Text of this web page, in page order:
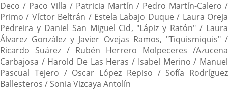
Deco / Paco Villa / Patricia Martín / Pedro Martín-Calero /
Primo / Víctor Beltrán / Estela Labajo Duque / Laura Oreja
Pedreira y Daniel San Miguel Cid, "Lápiz y Ratón" / Laura
Álvarez González y Javier Ovejas Ramos, "Tiquismiquis" /
Ricardo Suárez / Rubén Herrero Molpeceres /Azucena
Carbajosa / Harold De Las Heras / Isabel Merino / Manuel
Pascual Tejero / Oscar López Repiso / Sofía Rodríguez
Ballesteros / Sonia Vizcaya Antolín